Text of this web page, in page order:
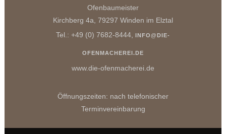
Ofenbaumeister
Kirchberg 4a, 79297 Winden im Elztal
Tel.: +49 (0) 7682-8444,
INFO@DIE-
OFENMACHEREI.DE
www.die-ofenmacherei.de
Öffnungszeiten: nach telefonischer
Terminvereinbarung